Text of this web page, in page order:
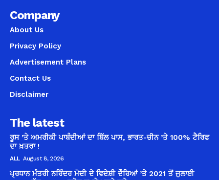
Company
About Us
Privacy Policy
Advertisement Plans
Contact Us
Disclaimer
The latest
ਰੂਸ ’ਤੇ ਅਮਰੀਕੀ ਪਾਬੰਦੀਆਂ ਦਾ ਬਿੱਲ ਪਾਸ, ਭਾਰਤ-ਚੀਨ ’ਤੇ 100% ਟੈਰਿਫ
ਦਾ ਖ਼ਤਰਾ !
ALL August 8, 2026
ਪ੍ਰਧਾਨ ਮੰਤਰੀ ਨਰਿੰਦਰ ਮੋਦੀ ਦੇ ਵਿਦੇਸ਼ੀ ਦੌਰਿਆਂ ’ਤੇ 2021 ਤੋਂ ਜੁਲਾਈ